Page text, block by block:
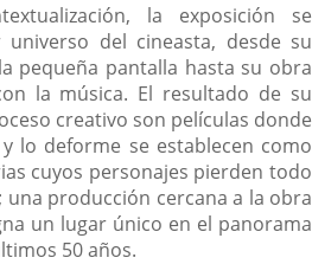
la exposición se
del cineasta, desde su
pequeña pantalla hasta su obra
la música. El resultado de su
creativo son películas donde
lo deforme se establecen como
cuyos personajes pierden todo
producción cercana a la obra
un lugar único en el panorama
50 años.